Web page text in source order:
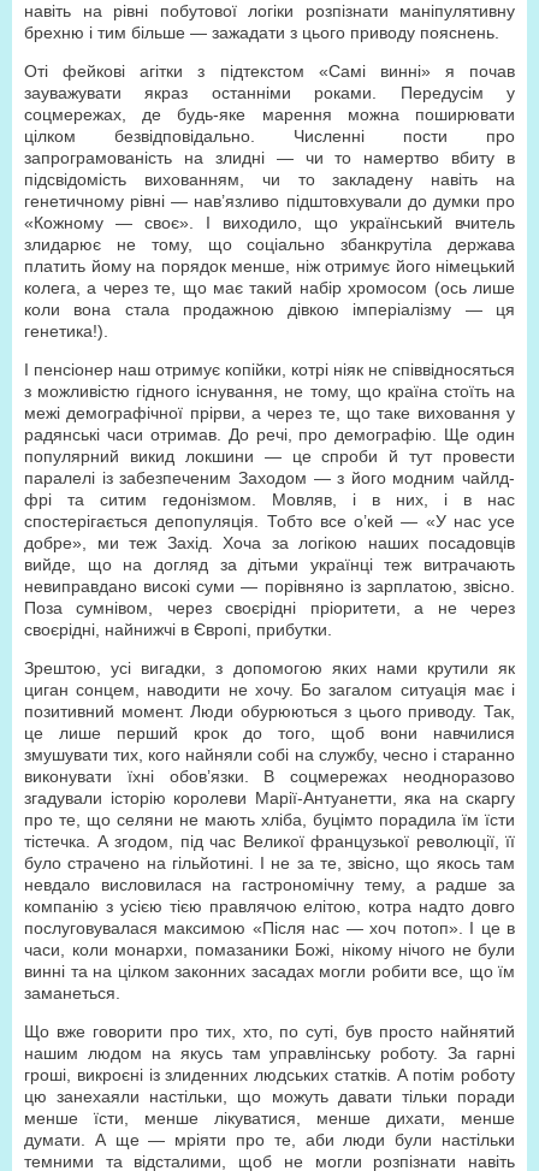
навіть на рівні побутової логіки розпізнати маніпулятивну
брехню і тим більше — зажадати з цього приводу пояснень.
Оті фейкові агітки з підтекстом «Самі винні» я почав
зауважувати якраз останніми роками. Передусім у
соцмережах, де будь-яке марення можна поширювати
цілком безвідповідально. Численні пости про
запрограмованість на злидні — чи то намертво вбиту в
підсвідомість вихованням, чи то закладену навіть на
генетичному рівні — нав’язливо підштовхували до думки про
«Кожному — своє». І виходило, що український вчитель
злидарює не тому, що соціально збанкрутіла держава
платить йому на порядок менше, ніж отримує його німецький
колега, а через те, що має такий набір хромосом (ось лише
коли вона стала продажною дівкою імперіалізму — ця
генетика!).
І пенсіонер наш отримує копійки, котрі ніяк не співвідносяться
з можливістю гідного існування, не тому, що країна стоїть на
межі демографічної прірви, а через те, що таке виховання у
радянські часи отримав. До речі, про демографію. Ще один
популярний викид локшини — це спроби й тут провести
паралелі із забезпеченим Заходом — з його модним чайлд-
фрі та ситим гедонізмом. Мовляв, і в них, і в нас
спостерігається депопуляція. Тобто все о’кей — «У нас усе
добре», ми теж Захід. Хоча за логікою наших посадовців
вийде, що на догляд за дітьми українці теж витрачають
невиправдано високі суми — порівняно із зарплатою, звісно.
Поза сумнівом, через своєрідні пріоритети, а не через
своєрідні, найнижчі в Європі, прибутки.
Зрештою, усі вигадки, з допомогою яких нами крутили як
циган сонцем, наводити не хочу. Бо загалом ситуація має і
позитивний момент. Люди обурюються з цього приводу. Так,
це лише перший крок до того, щоб вони навчилися
змушувати тих, кого найняли собі на службу, чесно і старанно
виконувати їхні обов’язки. В соцмережах неодноразово
згадували історію королеви Марії-Антуанетти, яка на скаргу
про те, що селяни не мають хліба, буцімто порадила їм їсти
тістечка. А згодом, під час Великої французької революції, її
було страчено на гільйотині. І не за те, звісно, що якось там
невдало висловилася на гастрономічну тему, а радше за
компанію з усією тією правлячою елітою, котра надто довго
послуговувалася максимою «Після нас — хоч потоп». І це в
часи, коли монархи, помазаники Божі, нікому нічого не були
винні та на цілком законних засадах могли робити все, що їм
заманеться.
Що вже говорити про тих, хто, по суті, був просто найнятий
нашим людом на якусь там управлінську роботу. За гарні
гроші, викроєні із злиденних людських статків. А потім роботу
цю занехаяли настільки, що можуть давати тільки поради
менше їсти, менше лікуватися, менше дихати, менше
думати. А ще — мріяти про те, аби люди були настільки
темними та відсталими, щоб не могли розпізнати навіть